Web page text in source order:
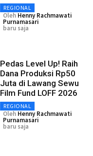
REGIONAL
Oleh Henny Rachmawati
Purnamasari
baru saja
Pedas Level Up! Raih
Dana Produksi Rp50
Juta di Lawang Sewu
Film Fund LOFF 2026
REGIONAL
Oleh Henny Rachmawati
Purnamasari
baru saja